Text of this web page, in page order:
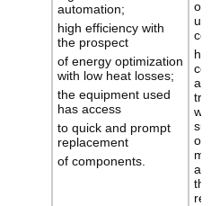
automation;
high efficiency with
the prospect
of energy optimization
with low heat losses;
the equipment used
has access
to quick and prompt
replacement
of components.
as